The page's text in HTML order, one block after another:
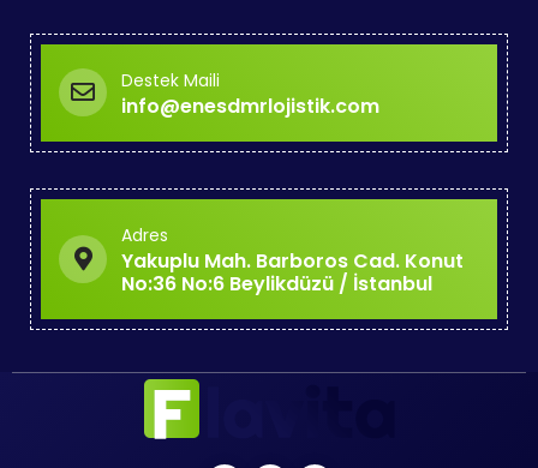
Destek Maili
info@enesdmrlojistik.com
Adres
Yakuplu Mah. Barboros Cad. Konut
No:36 No:6 Beylikdüzü / İstanbul